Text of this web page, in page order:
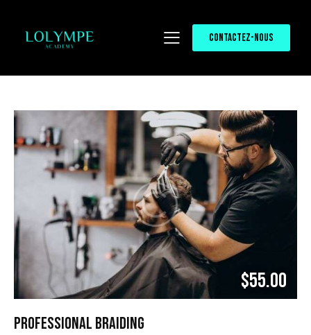
CONTACTEZ-NOUS
$55.00
PROFESSIONAL BRAIDING